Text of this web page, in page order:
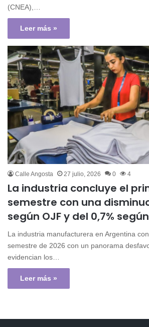
(CNEA),…
Leer más »
Calle Angosta 27 julio, 2026 0 4
La industria concluye el
semestre con una
según OJF y del 0,7% según
La industria manufacturera en Argentina
semestre de 2026 con un panorama
evidencian los…
Leer más »